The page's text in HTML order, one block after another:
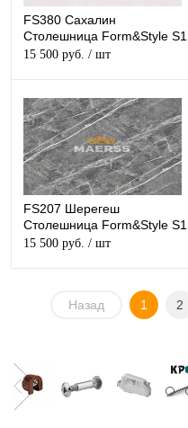
FS380 Сахалин
Столешница Form&Style S1
15 500 руб. / шт
FS207 Шерегеш
Столешница Form&Style S1
15 500 руб. / шт
Назад 1 2